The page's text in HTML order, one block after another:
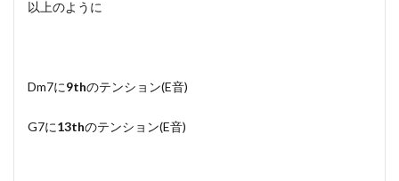
以上のように
Dm7に9thのテンション(E音)
G7に13thのテンション(E音)